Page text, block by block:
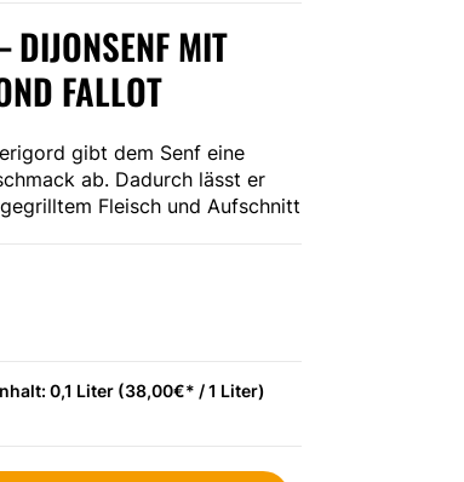
DIJONSENF MIT
FALLOT
gibt dem Senf eine
ab. Dadurch lässt er
Fleisch und Aufschnitt
0,1 Liter (38,00€* / 1 Liter)